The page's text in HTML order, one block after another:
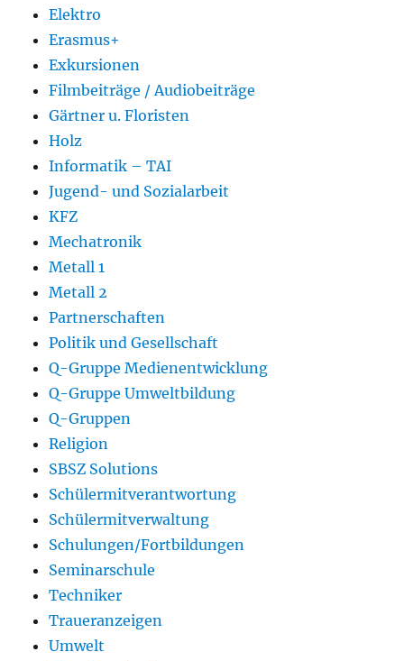
Elektro
Erasmus+
Exkursionen
Filmbeiträge / Audiobeiträge
Gärtner u. Floristen
Holz
Informatik – TAI
Jugend- und Sozialarbeit
KFZ
Mechatronik
Metall 1
Metall 2
Partnerschaften
Politik und Gesellschaft
Q-Gruppe Medienentwicklung
Q-Gruppe Umweltbildung
Q-Gruppen
Religion
SBSZ Solutions
Schülermitverantwortung
Schülermitverwaltung
Schulungen/Fortbildungen
Seminarschule
Techniker
Traueranzeigen
Umwelt